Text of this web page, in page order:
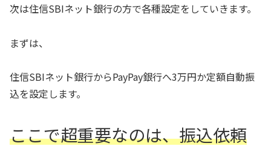
次は住信SBIネット銀行の方で各種設定をしていきます。
まずは、
住信SBIネット銀行からPayPay銀行へ3万円か定額自動振
込を設定します。
ここで超重要なのは、振込依頼